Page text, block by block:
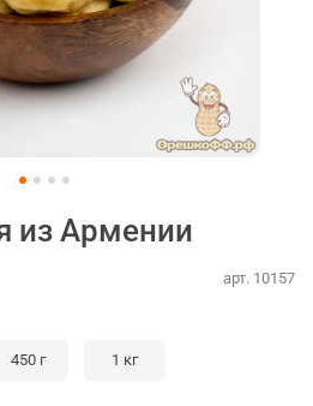
из Армении
арт. 10157
450 г 1 кг